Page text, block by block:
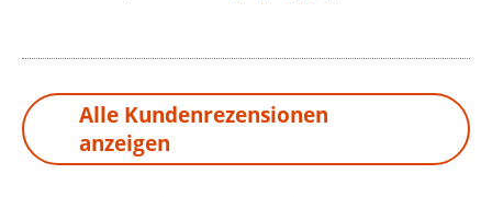
Alle Kundenrezensionen
anzeigen